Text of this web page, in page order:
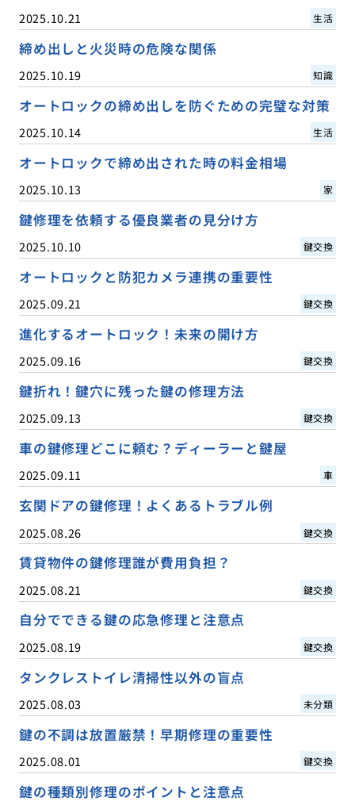
2025.10.21 生活
締め出しと火災時の危険な関係
2025.10.19 知識
オートロックの締め出しを防ぐための完璧な対策
2025.10.14 生活
オートロックで締め出された時の料金相場
2025.10.13 家
鍵修理を依頼する優良業者の見分け方
2025.10.10 鍵交換
オートロックと防犯カメラ連携の重要性
2025.09.21 鍵交換
進化するオートロック！未来の開け方
2025.09.16 鍵交換
鍵折れ！鍵穴に残った鍵の修理方法
2025.09.13 鍵交換
車の鍵修理どこに頼む？ディーラーと鍵屋
2025.09.11 車
玄関ドアの鍵修理！よくあるトラブル例
2025.08.26 鍵交換
賃貸物件の鍵修理誰が費用負担？
2025.08.21 鍵交換
自分でできる鍵の応急修理と注意点
2025.08.19 鍵交換
タンクレストイレ清掃性以外の盲点
2025.08.03 未分類
鍵の不調は放置厳禁！早期修理の重要性
2025.08.01 鍵交換
鍵の種類別修理のポイントと注意点